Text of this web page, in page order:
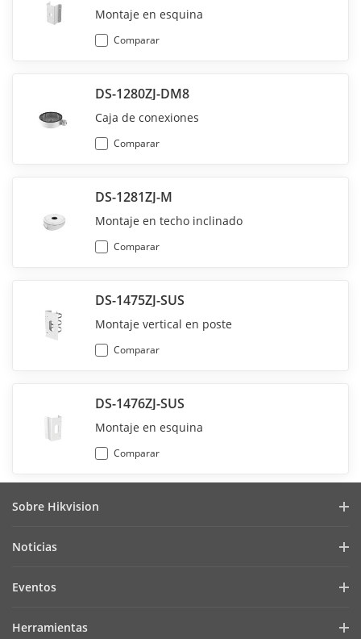
Montaje en esquina
Comparar
DS-1280ZJ-DM8
Caja de conexiones
Comparar
DS-1281ZJ-M
Montaje en techo inclinado
Comparar
DS-1475ZJ-SUS
Montaje vertical en poste
Comparar
DS-1476ZJ-SUS
Montaje en esquina
Comparar
Sobre Hikvision
Ciberseguridad
Noticias
Casos de Éxito
Eventos
Herramientas